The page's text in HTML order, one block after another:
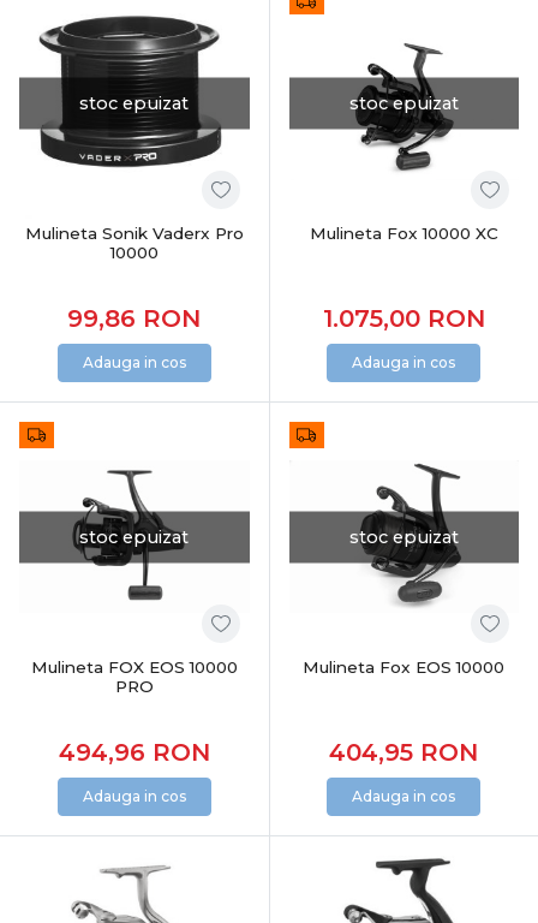
stoc epuizat
Mulineta Sonik Vaderx Pro
10000
99,86 RON
Adauga in cos
stoc epuizat
Mulineta Fox 10000 XC
1.075,00 RON
Adauga in cos
stoc epuizat
Mulineta FOX EOS 10000
PRO
494,96 RON
Adauga in cos
stoc epuizat
Mulineta Fox EOS 10000
404,95 RON
Adauga in cos